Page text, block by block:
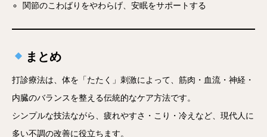
関節のこわばりをやわらげ、安眠をサポートする
まとめ
打診療法は、体を「たたく」刺激によって、筋肉・血流・神経・
内臓のバランスを整える伝統的なケア方法です。
シンプルな技法ながら、疲れやすさ・こり・冷えなど、現代人に
多い不調の改善に役立ちます。